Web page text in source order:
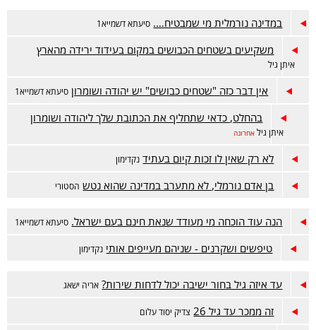
במדינה נורמלית מי שמבטיח…. סיעתא דשמייא1
משקיעים בשטחים הכבושים במקום בעידוד ירידה מהארץ
איתן גיל
אין דבר כזה "שטחים כבושים" יש יהודה ושומרון סיעתא דשמייא1
בהחלט, כדאי שתחליף את הכתובת שלך ליהודה ושומרון
איתן גיל אחרונה
לא רק שאין לו זכות קיום בעתיד נקדימון
בן אדם נורמלי, לא מתערב במדינה שהוא נטש הסטורי
הנה עוד הוכחה מי מעודד שנאת חינם בעם ישראל. סיעתא דשמייא1
טיפשים ושקרנים - שניהם מעייפים אותי נקדימון
עד איזה גיל בחור ישיבה יכול לדחות שירות? אריה ישאג
זה ממכר עד גיל 26 צדיק יסוד עלום